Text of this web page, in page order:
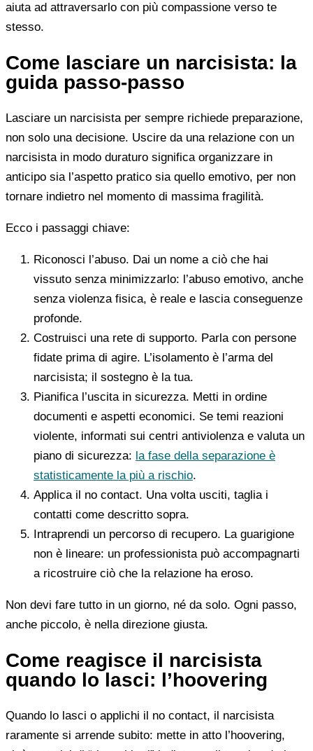
aiuta ad attraversarlo con più compassione verso te
stesso.
Come lasciare un narcisista: la
guida passo-passo
Lasciare un narcisista per sempre richiede preparazione,
non solo una decisione. Uscire da una relazione con un
narcisista in modo duraturo significa organizzare in
anticipo sia l’aspetto pratico sia quello emotivo, per non
tornare indietro nel momento di massima fragilità.
Ecco i passaggi chiave:
Riconosci l’abuso. Dai un nome a ciò che hai
vissuto senza minimizzarlo: l’abuso emotivo, anche
senza violenza fisica, è reale e lascia conseguenze
profonde.
Costruisci una rete di supporto. Parla con persone
fidate prima di agire. L’isolamento è l’arma del
narcisista; il sostegno è la tua.
Pianifica l’uscita in sicurezza. Metti in ordine
documenti e aspetti economici. Se temi reazioni
violente, informati sui centri antiviolenza e valuta un
piano di sicurezza: la fase della separazione è
statisticamente la più a rischio.
Applica il no contact. Una volta usciti, taglia i
contatti come descritto sopra.
Intraprendi un percorso di recupero. La guarigione
non è lineare: un professionista può accompagnarti
a ricostruire ciò che la relazione ha eroso.
Non devi fare tutto in un giorno, né da solo. Ogni passo,
anche piccolo, è nella direzione giusta.
Come reagisce il narcisista
quando lo lasci: l’hoovering
Quando lo lasci o applichi il no contact, il narcisista
raramente si arrende subito: mette in atto l’hoovering,